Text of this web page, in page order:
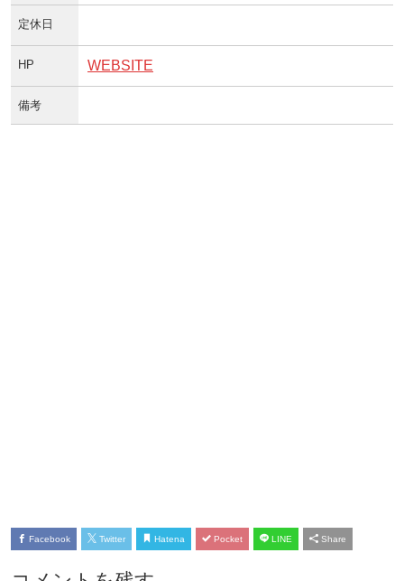
定休日
HP WEBSITE
備考
Facebook Twitter Hatena Pocket LINE Share